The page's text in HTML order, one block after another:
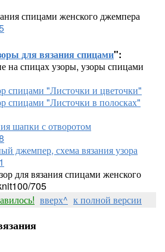
спицами женского джемпера
для вязания спицами":
на спицах узоры, узоры спицами
спицами "Листочки и цветочки"
спицами "Листочки в полосках"
шапки с отворотом
джемпер, схема вязания узора
для вязания спицами женского
705
вверх^ к полной версии